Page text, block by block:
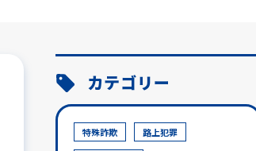
カテゴリー
特殊詐欺 路上犯罪